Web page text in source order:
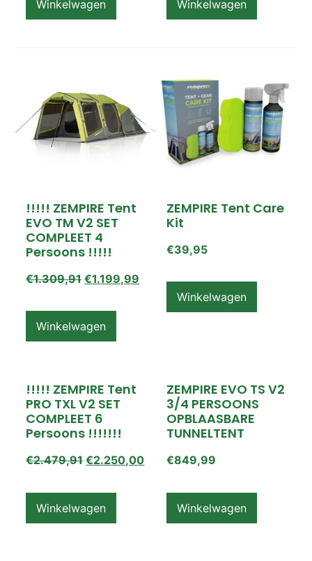
Winkelwagen Winkelwagen
!!!!! ZEMPIRE Tent
EVO TM V2 SET
COMPLEET 4
Persoons !!!!!
€1.309,91 €1.199,99
Winkelwagen
ZEMPIRE Tent Care
Kit
€39,95
Winkelwagen
!!!!! ZEMPIRE Tent
PRO TXL V2 SET
COMPLEET 6
Persoons !!!!!!!
€2.479,91 €2.250,00
Winkelwagen
ZEMPIRE EVO TS V2
3/4 PERSOONS
OPBLAASBARE
TUNNELTENT
€849,99
Winkelwagen